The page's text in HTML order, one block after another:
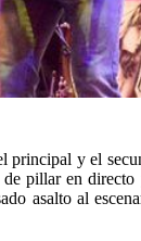
y el
pillar en
asalto al